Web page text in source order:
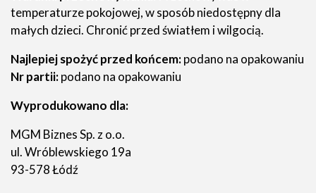
temperaturze pokojowej, w sposób niedostępny dla
małych dzieci. Chronić przed światłem i wilgocią.
Najlepiej spożyć przed końcem:podano na opakowaniu
Nr partii:podano na opakowaniu
Wyprodukowano dla:
MGM Biznes Sp. z o.o.
ul. Wróblewskiego 19a
93-578 Łódź